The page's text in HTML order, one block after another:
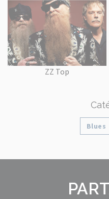
ZZ Top
Blues